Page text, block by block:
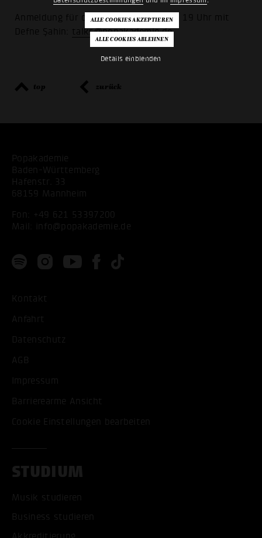
Details einblenden
Anmeldung für den Talk am 27.04. um 19 Uhr mit
Defne Şahin: talks@popakademie.de
top zurück
Popakademie
Baden-Württemberg
Hafenstr. 33
68159 Mannheim
Fon:
+49 621 53397200
Mail:
info@popakademie.de
Kontakt
Anfahrt
Datenschutz
AGB
Impressum
Barrierearme Ansicht
Cookie Einstellungen bearbeiten
STUDIUM
Musik studieren
Business studieren